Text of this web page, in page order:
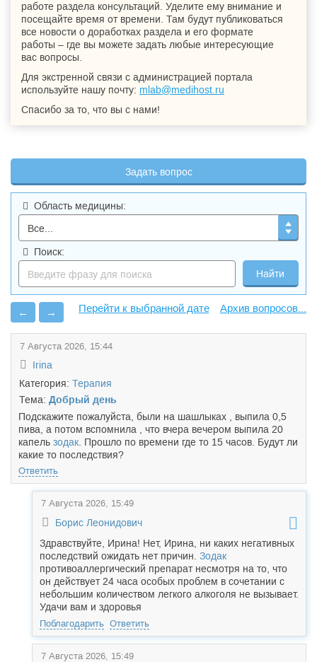
работе раздела консультаций. Уделите ему внимание и
посещайте время от времени. Там будут публиковаться
все новости о доработках раздела и его формате
работы – где вы можете задать любые интересующие
вас вопросы.
Для экстренной связи с администрацией портала
используйте нашу почту: mlab@medihost.ru
Спасибо за то, что вы с нами!
Задать вопрос
Область медицины:
Поиск:
← → Архив вопросов...
7 Августа 2026, 15:44
Irina
Категория: Терапия
Тема: Добрый день
Подскажите пожалуйста, были на шашлыках , выпила 0,5
пива, а потом вспомнила , что вчера вечером выпила 20
капель зодак . Прошло по времени где то 15 часов. Будут ли
какие то последствия?
Ответить
7 Августа 2026, 15:49
Борис Леонидович
Здравствуйте, Ирина! Нет, Ирина, ни каких негативных
последствий ожидать нет причин. Зодак
противоаллергический препарат несмотря на то, что
он действует 24 часа особых проблем в сочетании с
небольшим количеством легкого алкоголя не вызывает.
Удачи вам и здоровья
Поблагодарить Ответить
7 Августа 2026, 15:49